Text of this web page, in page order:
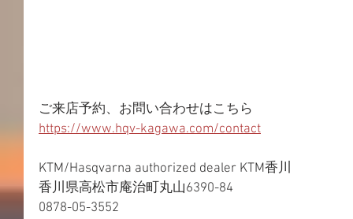
ご来店予約、お問い合わせはこちら
https://www.hqv-kagawa.com/contact
KTM/Hasqvarna authorized dealer KTM香川
香川県高松市庵治町丸山6390-84
0878-05-3552